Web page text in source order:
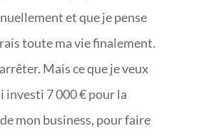
et que je pense
toute ma vie finalement.
Mais ce que je veux
investi 7 000 € pour la
mon business, pour faire